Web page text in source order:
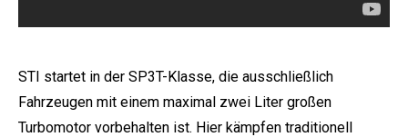
STI startet in der SP3T-Klasse, die ausschließlich
Fahrzeugen mit einem maximal zwei Liter großen
Turbomotor vorbehalten ist. Hier kämpfen traditionell